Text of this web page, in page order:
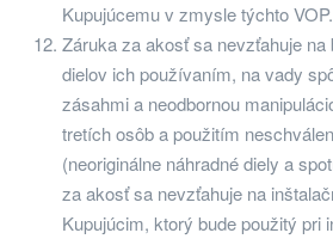
Kupujúcemu v zmysle týchto VOP.
Záruka za akosť sa nevzťahuje na
dielov ich používaním, na vady
zásahmi a neodbornou
tretích osôb a použitím
(neoriginálne náhradné diely a
za akosť sa nevzťahuje na
Kupujúcim, ktorý bude použitý pri